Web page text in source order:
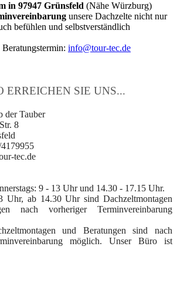
in 97947 Grünsfeld (Nähe Würzburg)
unsere Dachzelte nicht nur
befühlen und selbstverständlich
info@tour-tec.de
ERREICHEN SIE UNS...
der Tauber
8
tec.de
9 - 13 Uhr und 14.30 - 17.15 Uhr.
Uhr, ab 14.30 Uhr sind Dachzeltmontagen
nach vorheriger Terminvereinbarung
und Beratungen sind nach
möglich. Unser Büro ist